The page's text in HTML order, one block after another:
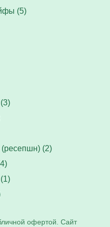
(5)
(2)
офертой. Сайт